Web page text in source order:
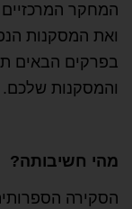
המחקר
ואת המסקנות
בפרקים הבאים
והמסקנות שלכם.
מהי חשיבותה?
הסקירה